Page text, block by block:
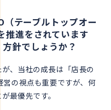
テーブルトップオー
推進をされています
針でしょうか？
、当社の成長は「店長の
営の視点も重要ですが、何
最優先です。